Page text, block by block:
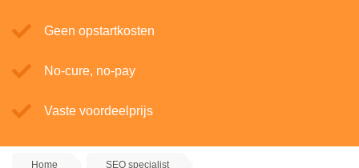
Geen opstartkosten
No-cure, no-pay
Vaste voordeelprijs
Home SEO specialist